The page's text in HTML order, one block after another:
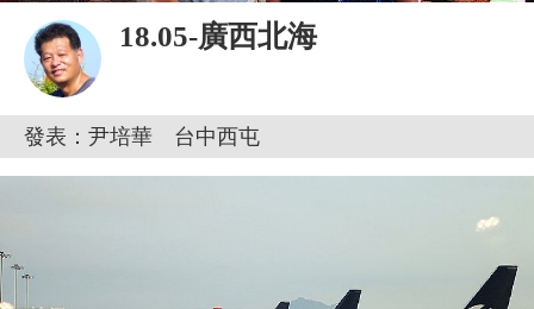
18.05-廣西北海
發表：尹培華 台中西屯